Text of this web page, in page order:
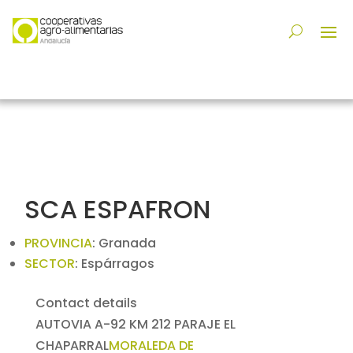
SCA ESPAFRON
PROVINCIA: Granada
SECTOR: Espárragos
Contact details
AUTOVIA A-92 KM 212 PARAJE EL
CHAPARRALMORALEDA DE